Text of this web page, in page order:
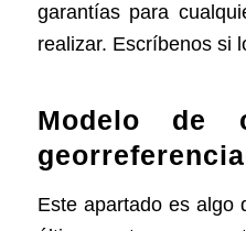
garantías para
realizar. Escríbenos si
Modelo de
Este apartado es algo